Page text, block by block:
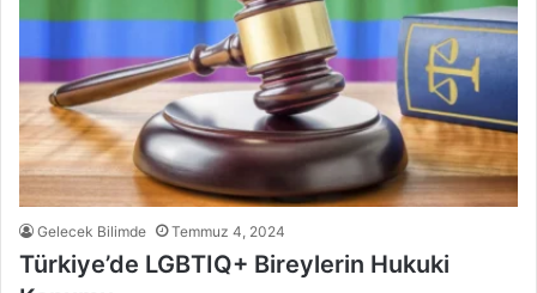
Gelecek Bilimde Temmuz 4, 2024
Türkiye’de LGBTIQ+ Bireylerin Hukuki